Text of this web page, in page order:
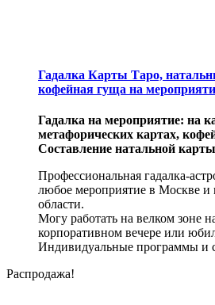
Гадалка Карты Таро,
кофейная гуща на
Гадалка на мероприятие: на
метафорических картах,
Составление натальной
Профессиональная гадалка-
любое мероприятие в Москве и
области.
Могу работать на велком зоне
корпоративном вечере или
Индивидуальные программы и
Распродажа!